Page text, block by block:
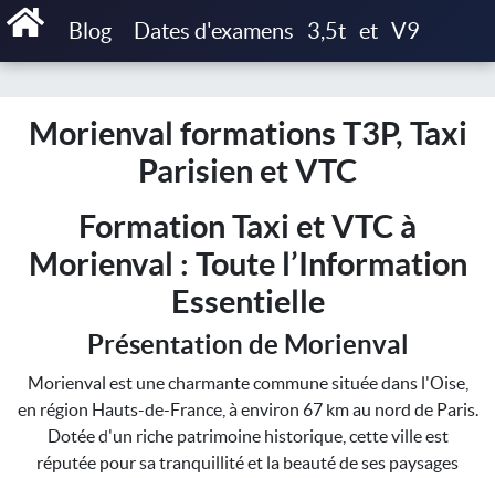
Blog Dates d'examens 3,5t et V9
Accueil
Morienval formations T3P, Taxi
Parisien et VTC
Formation Taxi et VTC à
Morienval : Toute l’Information
Essentielle
Présentation de Morienval
Morienval est une charmante commune située dans l'Oise,
en région Hauts-de-France, à environ 67 km au nord de Paris.
Dotée d'un riche patrimoine historique, cette ville est
réputée pour sa tranquillité et la beauté de ses paysages